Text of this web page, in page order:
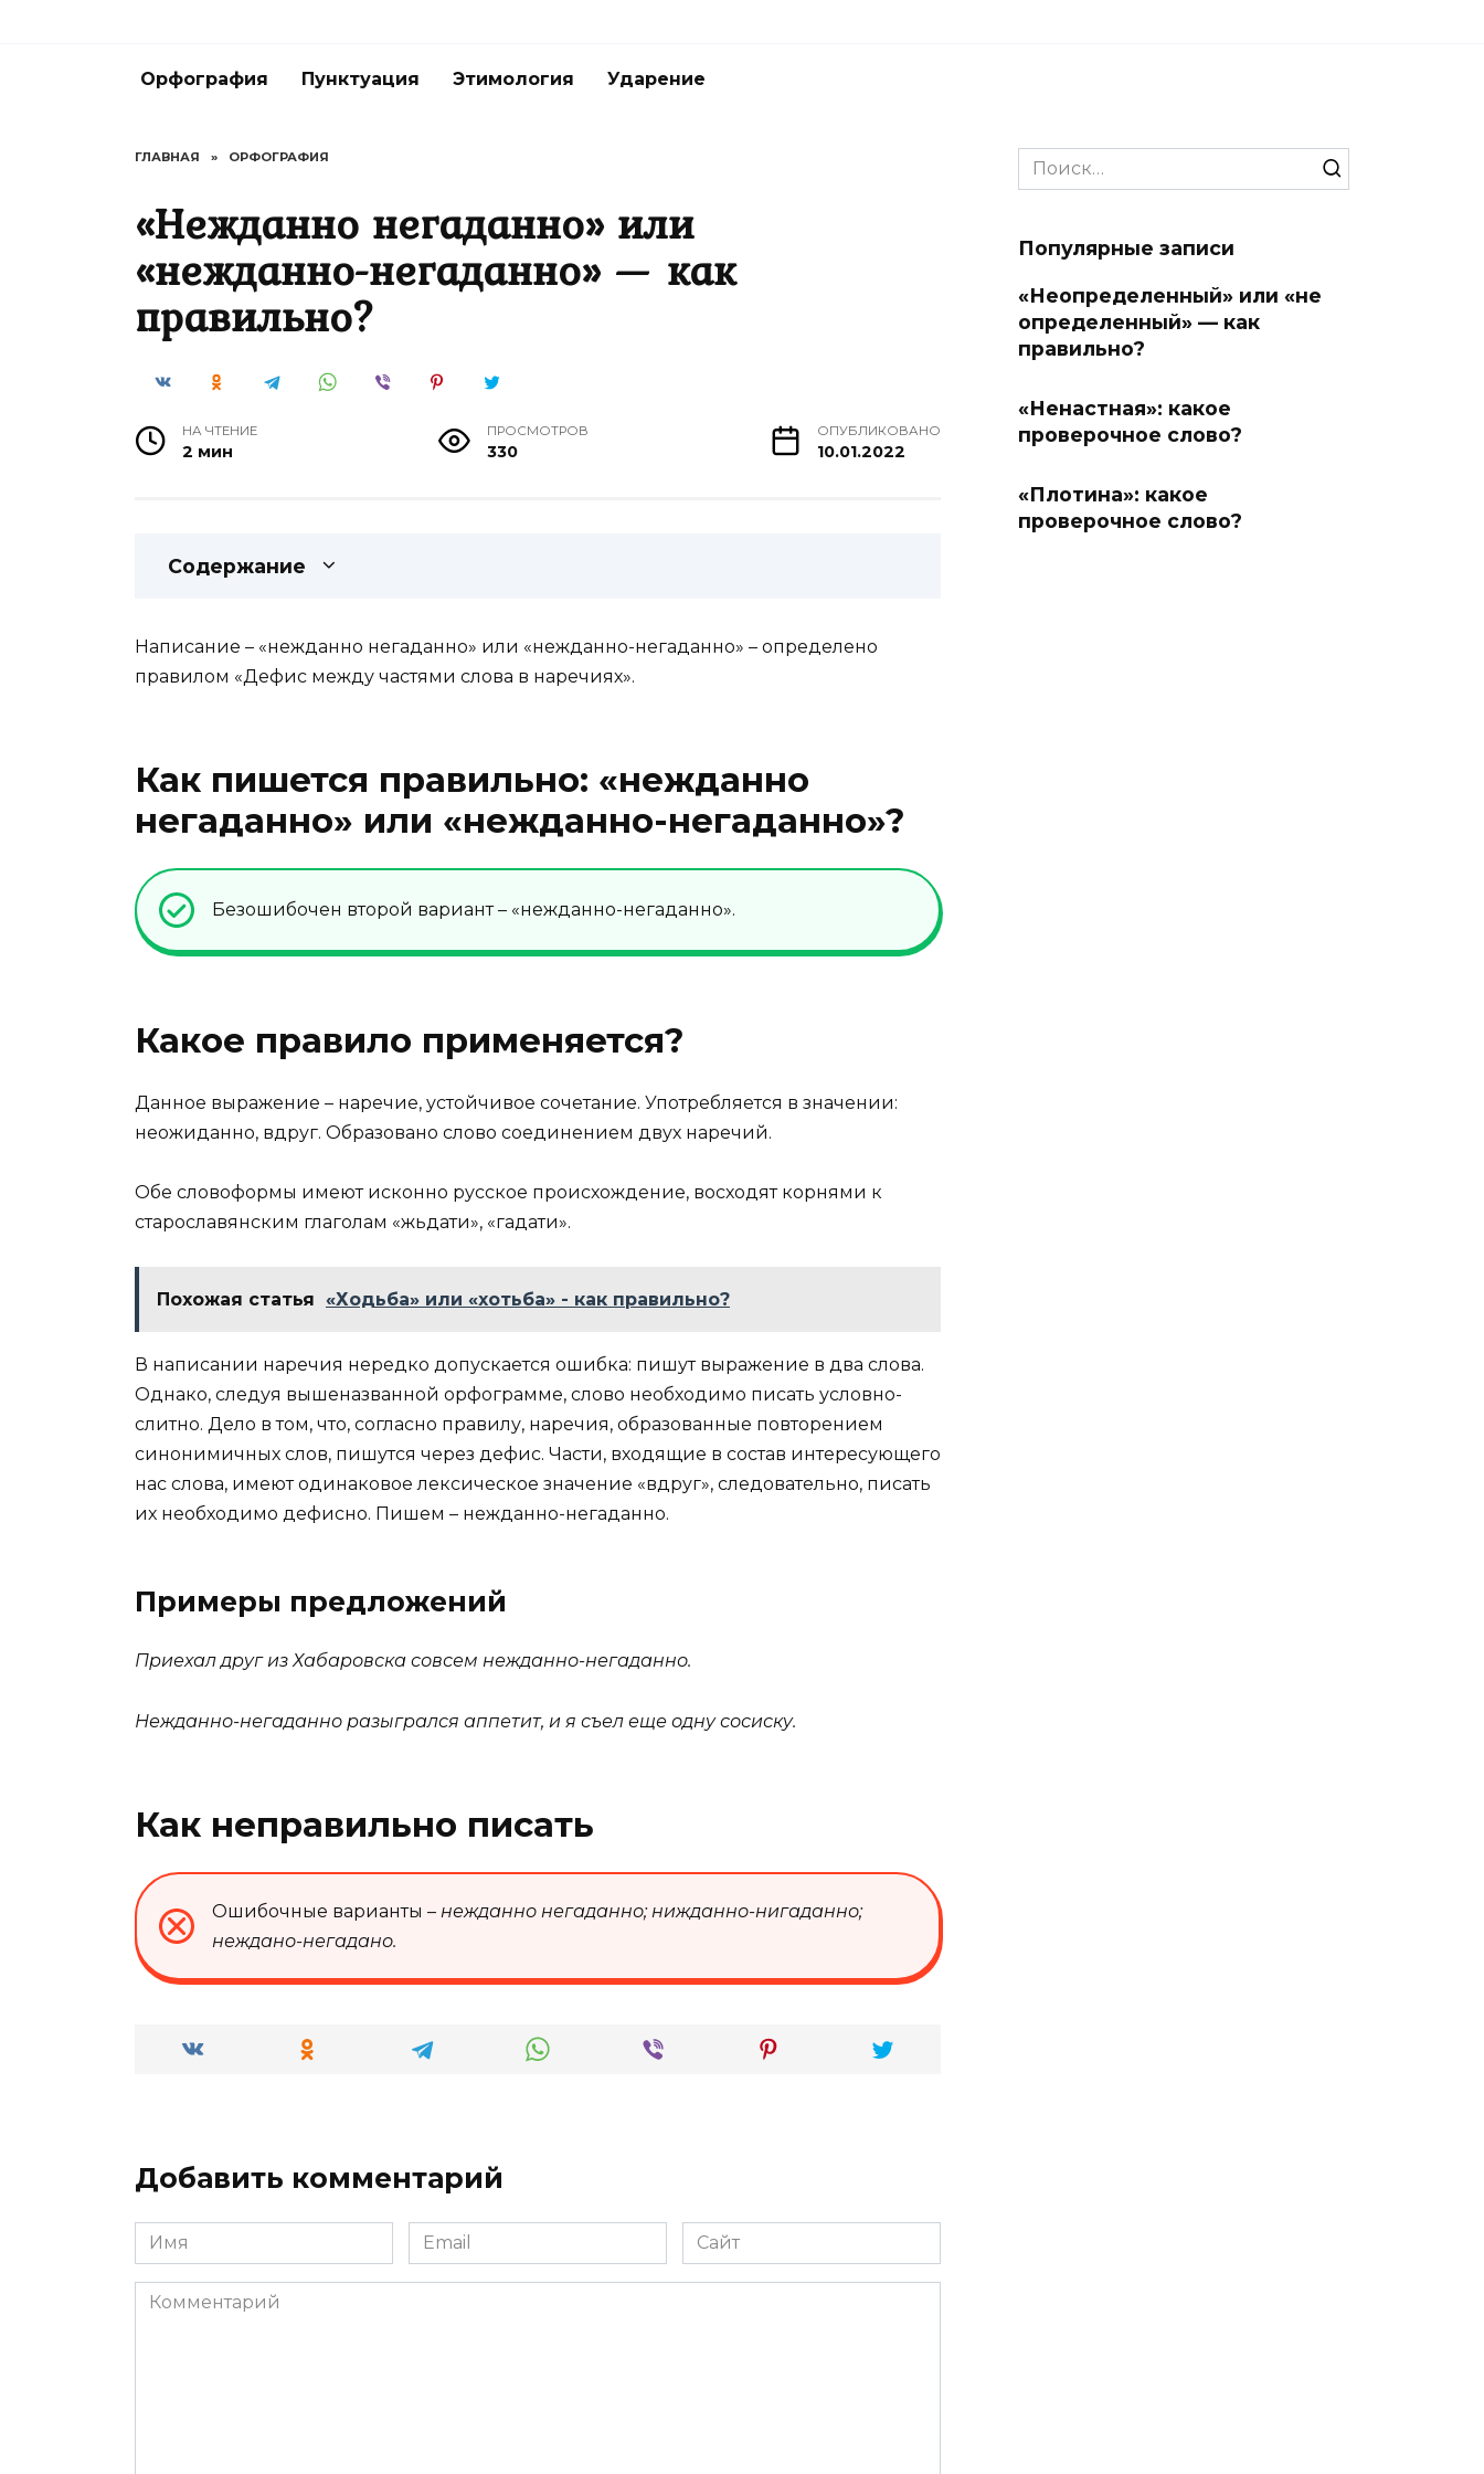
Орфография Пунктуация Этимология Ударение
ГЛАВНАЯ » ОРФОГРАФИЯ
«Нежданно негаданно» или
«нежданно-негаданно» — как
правильно?
НА ЧТЕНИЕ
2 мин
ПРОСМОТРОВ
330
ОПУБЛИКОВАНО
10.01.2022
Содержание
Написание – «нежданно негаданно» или «нежданно-негаданно» – определено
правилом «Дефис между частями слова в наречиях».
Как пишется правильно: «нежданно
негаданно» или «нежданно-негаданно»?
Безошибочен второй вариант – «нежданно-негаданно».
Какое правило применяется?
Данное выражение – наречие, устойчивое сочетание. Употребляется в значении:
неожиданно, вдруг. Образовано слово соединением двух наречий.
Обе словоформы имеют исконно русское происхождение, восходят корнями к
старославянским глаголам «жьдати», «гадати».
Похожая статья «Ходьба» или «хотьба» - как правильно?
В написании наречия нередко допускается ошибка: пишут выражение в два слова.
Однако, следуя вышеназванной орфограмме, слово необходимо писать условно-
слитно. Дело в том, что, согласно правилу, наречия, образованные повторением
синонимичных слов, пишутся через дефис. Части, входящие в состав интересующего
нас слова, имеют одинаковое лексическое значение «вдруг», следовательно, писать
их необходимо дефисно. Пишем – нежданно-негаданно.
Примеры предложений
Приехал друг из Хабаровска совсем нежданно-негаданно.
Нежданно-негаданно разыгрался аппетит, и я съел еще одну сосиску.
Как неправильно писать
Ошибочные варианты – нежданно негаданно; нижданно-нигаданно;
неждано-негадано.
Добавить комментарий
Имя
*
Email
*
Сайт
Комментарий
Search
for:
Популярные записи
«Неопределенный» или «не
определенный» — как
правильно?
«Ненастная»: какое
проверочное слово?
«Плотина»: какое
проверочное слово?